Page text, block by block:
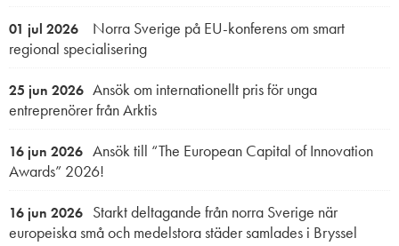
01 jul 2026
Norra Sverige på EU-konferens om smart
regional specialisering
25 jun 2026 Ansök om internationellt pris för unga
entreprenörer från Arktis
16 jun 2026 Ansök till “The European Capital of Innovation
Awards” 2026!
16 jun 2026 Starkt deltagande från norra Sverige när
europeiska små och medelstora städer samlades i Bryssel